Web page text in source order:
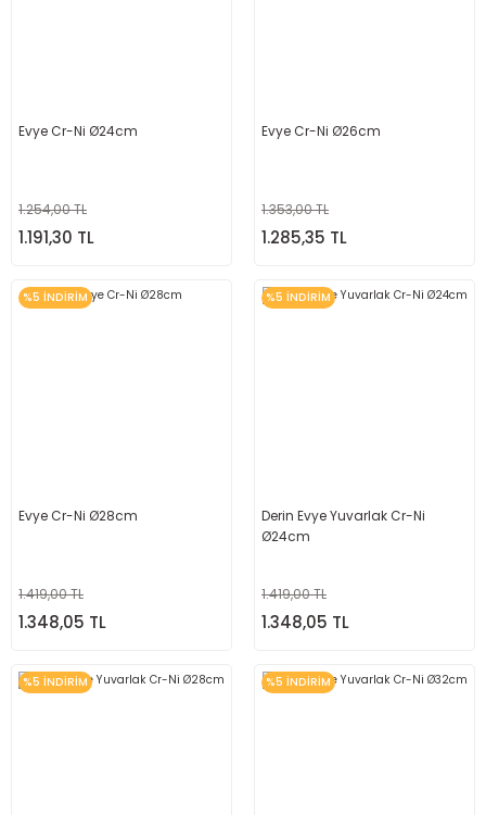
Evye Cr-Ni Ø24cm
1.254,00 TL
1.191,30 TL
Evye Cr-Ni Ø26cm
1.353,00 TL
1.285,35 TL
%5 İNDİRİM
Evye Cr-Ni Ø28cm
1.419,00 TL
1.348,05 TL
%5 İNDİRİM
Derin Evye Yuvarlak Cr-Ni
Ø24cm
1.419,00 TL
1.348,05 TL
%5 İNDİRİM %5 İNDİRİM